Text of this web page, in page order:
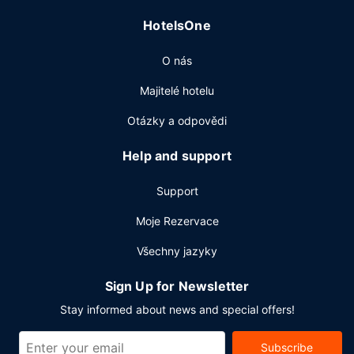
nepřetržitým provozem a úschova zavazadel. Hodláte
hotelu můžete využít konferenční prostory o velikosti 2601
Přímo v areálu je hostům k dispozici samostatné parkování
HotelsOne
O nás
Majitelé hotelu
Otázky a odpovědi
Help and support
Support
Moje Rezervace
Všechny jazyky
Sign Up for Newsletter
Stay informed about news and special offers!
Subscribe